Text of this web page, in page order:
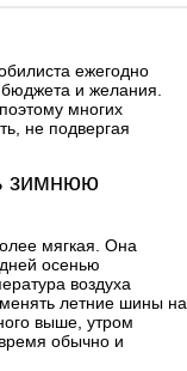
ежегодно
и желания.
многих
не подвергая
зимнюю
мягкая. Она
осенью
воздуха
летние шины на
выше, утром
обычно и